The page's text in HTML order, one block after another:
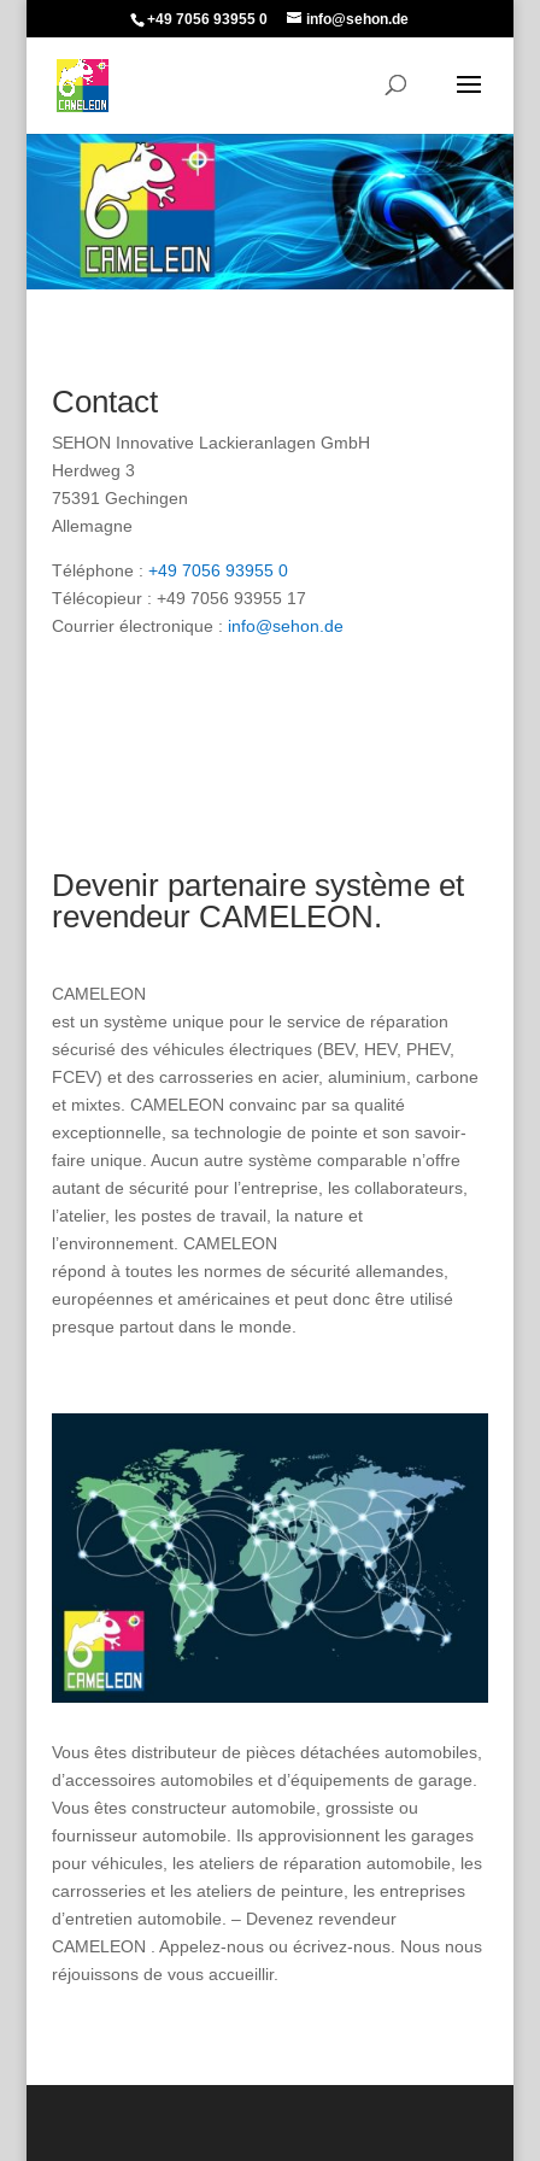
+49 7056 93955 0 info@sehon.de
Contact
SEHON Innovative Lackieranlagen GmbH
Herdweg 3
75391 Gechingen
Allemagne
Téléphone : +49 7056 93955 0
Télécopieur : +49 7056 93955 17
Courrier électronique : info@sehon.de
Devenir partenaire système et
revendeur CAMELEON.
CAMELEON
est un système unique pour le service de réparation
sécurisé des véhicules électriques (BEV, HEV, PHEV,
FCEV) et des carrosseries en acier, aluminium, carbone
et mixtes. CAMELEON convainc par sa qualité
exceptionnelle, sa technologie de pointe et son savoir-
faire unique. Aucun autre système comparable n’offre
autant de sécurité pour l’entreprise, les collaborateurs,
l’atelier, les postes de travail, la nature et
l’environnement. CAMELEON
répond à toutes les normes de sécurité allemandes,
européennes et américaines et peut donc être utilisé
presque partout dans le monde.
Vous êtes distributeur de pièces détachées automobiles,
d’accessoires automobiles et d’équipements de garage.
Vous êtes constructeur automobile, grossiste ou
fournisseur automobile. Ils approvisionnent les garages
pour véhicules, les ateliers de réparation automobile, les
carrosseries et les ateliers de peinture, les entreprises
d’entretien automobile. – Devenez revendeur
CAMELEON . Appelez-nous ou écrivez-nous. Nous nous
réjouissons de vous accueillir.